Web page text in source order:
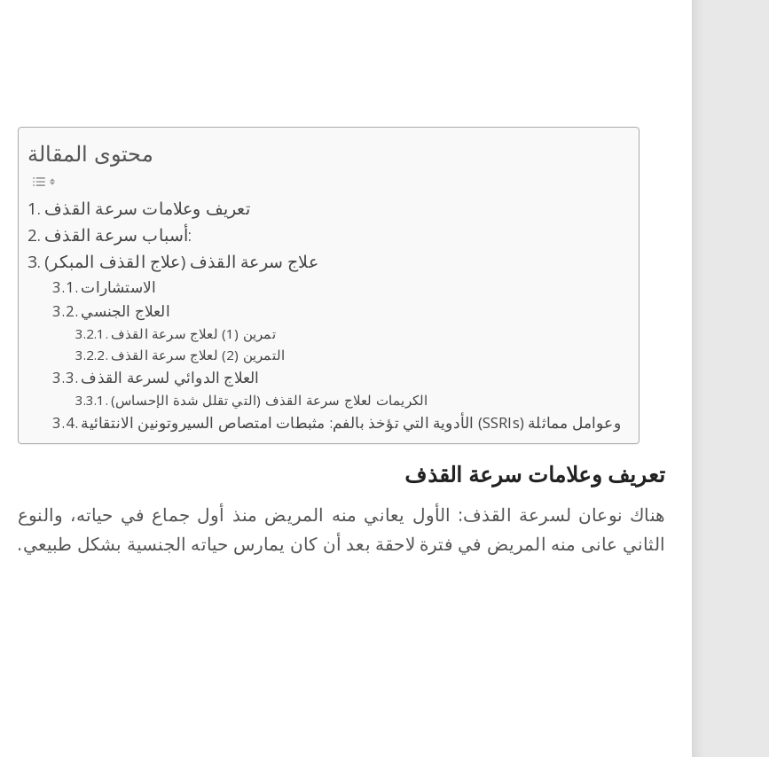
محتوى المقالة
تعريف وعلامات سرعة القذف
أسباب سرعة القذف:
علاج سرعة القذف (علاج القذف المبكر)
الاستشارات
العلاج الجنسي
تمرين (1) لعلاج سرعة القذف
التمرين (2) لعلاج سرعة القذف
العلاج الدوائي لسرعة القذف
الكريمات لعلاج سرعة القذف (التي تقلل شدة الإحساس)
الأدوية التي تؤخذ بالفم: مثبطات امتصاص السيروتونين الانتقائية (SSRIs) وعوامل مماثلة
تعريف وعلامات سرعة القذف
هناك نوعان لسرعة القذف: الأول يعاني منه المريض منذ أول جماع في حياته، والنوع
الثاني عانى منه المريض في فترة لاحقة بعد أن كان يمارس حياته الجنسية بشكل طبيعي.